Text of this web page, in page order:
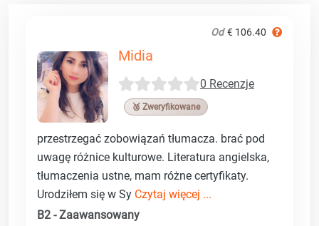
Od € 106.40
Midia
0 Recenzje
🥉 Zweryfikowane
przestrzegać zobowiązań tłumacza. brać pod
uwagę różnice kulturowe. Literatura angielska,
tłumaczenia ustne, mam różne certyfikaty.
Urodziłem się w Sy Czytaj więcej ...
B2 - Zaawansowany